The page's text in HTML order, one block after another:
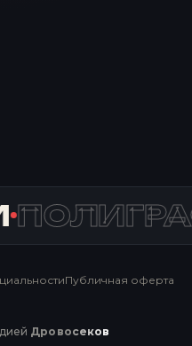
Публичная оферта
Дровосеков